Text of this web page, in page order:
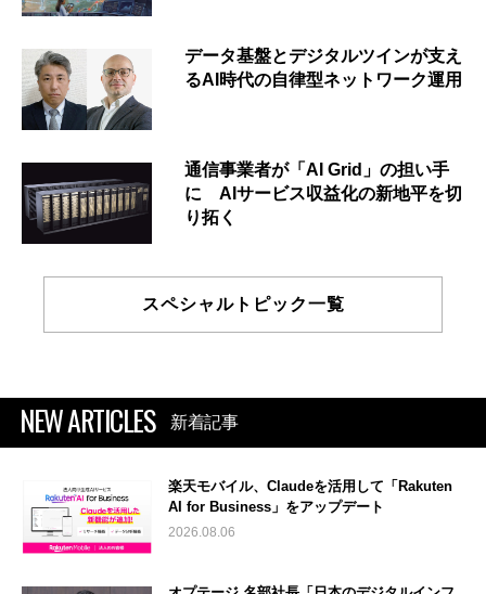
データ基盤とデジタルツインが支え
るAI時代の自律型ネットワーク運用
通信事業者が「AI Grid」の担い手
に AIサービス収益化の新地平を切
り拓く
スペシャルトピック一覧
NEW ARTICLES 新着記事
楽天モバイル、Claudeを活用して「Rakuten
AI for Business」をアップデート
2026.08.06